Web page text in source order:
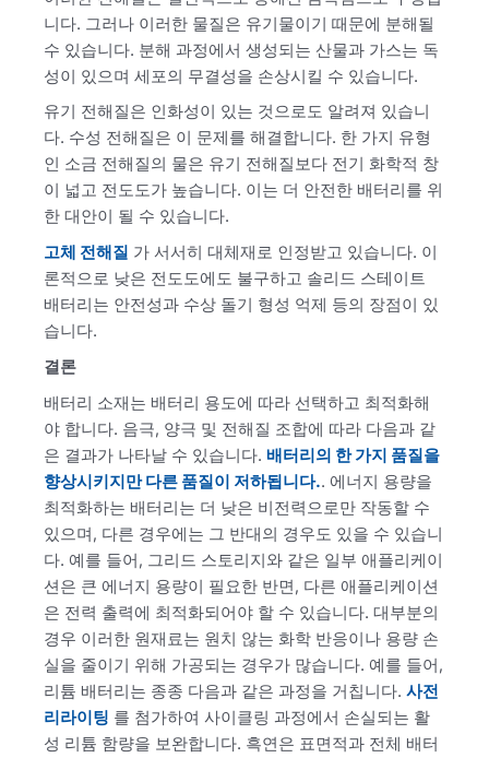
니다. 그러나 이러한 물질은 유기물이기 때문에 분해될
수 있습니다. 분해 과정에서 생성되는 산물과 가스는 독
성이 있으며 세포의 무결성을 손상시킬 수 있습니다.
유기 전해질은 인화성이 있는 것으로도 알려져 있습니
다. 수성 전해질은 이 문제를 해결합니다. 한 가지 유형
인 소금 전해질의 물은 유기 전해질보다 전기 화학적 창
이 넓고 전도도가 높습니다. 이는 더 안전한 배터리를 위
한 대안이 될 수 있습니다.
고체 전해질 가 서서히 대체재로 인정받고 있습니다. 이
론적으로 낮은 전도도에도 불구하고 솔리드 스테이트
배터리는 안전성과 수상 돌기 형성 억제 등의 장점이 있
습니다.
결론
배터리 소재는 배터리 용도에 따라 선택하고 최적화해
야 합니다. 음극, 양극 및 전해질 조합에 따라 다음과 같
은 결과가 나타날 수 있습니다. 배터리의 한 가지 품질을
향상시키지만 다른 품질이 저하됩니다.. 에너지 용량을
최적화하는 배터리는 더 낮은 비전력으로만 작동할 수
있으며, 다른 경우에는 그 반대의 경우도 있을 수 있습니
다. 예를 들어, 그리드 스토리지와 같은 일부 애플리케이
션은 큰 에너지 용량이 필요한 반면, 다른 애플리케이션
은 전력 출력에 최적화되어야 할 수 있습니다. 대부분의
경우 이러한 원재료는 원치 않는 화학 반응이나 용량 손
실을 줄이기 위해 가공되는 경우가 많습니다. 예를 들어,
리튬 배터리는 종종 다음과 같은 과정을 거칩니다. 사전
리라이팅 를 첨가하여 사이클링 과정에서 손실되는 활
성 리튬 함량을 보완합니다. 흑연은 표면적과 전체 배터